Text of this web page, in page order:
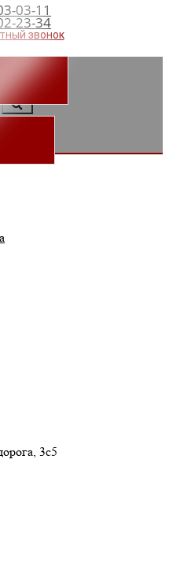
03-11
23-34
звонок
3с5